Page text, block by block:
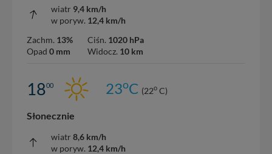
wiatr 9,4 km/h
w poryw. 12,4 km/h
Zachm. 13%
Opad 0 mm
Ciśn. 1020 hPa
Widocz. 10 km
1800 23oC (22o C)
Słonecznie
wiatr 8,6 km/h
w poryw. 12,4 km/h